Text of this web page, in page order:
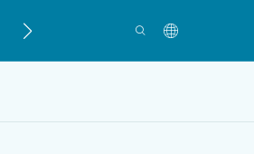
Кантакт